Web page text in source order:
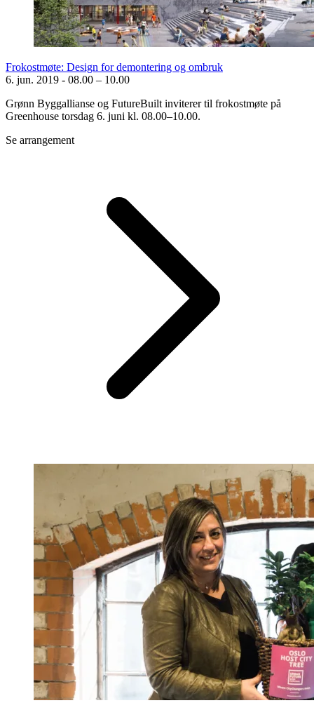
Frokostmøte: Design for demontering og ombruk
6. jun. 2019 - 08.00 – 10.00
Grønn Byggallianse og FutureBuilt inviterer til frokostmøte på
Greenhouse torsdag 6. juni kl. 08.00–10.00.
Se arrangement